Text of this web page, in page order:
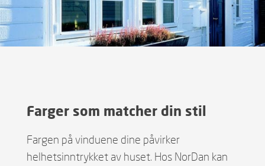
Farger som matcher din stil
Fargen på vinduene dine påvirker
helhetsinntrykket av huset. Hos NorDan kan